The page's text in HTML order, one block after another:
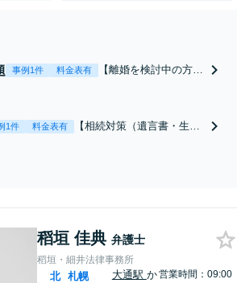
事例1件 料金表有
【離婚を検討中の方】
う、皆さまのお気持ち
に寄り添い、丁寧に対
男女問題に幅広くご相
談可能です
1件 料金表有
【相続対策（遺言書・生前
り、「納得感」のある着地
【相続人50人超の交渉経験
あり】【WEB面談可】【西
18丁目駅徒歩1分】
稻垣 佳典 弁護士
稻垣・細井法律事務所
北
札幌
大通駅 か営業時間：09:00